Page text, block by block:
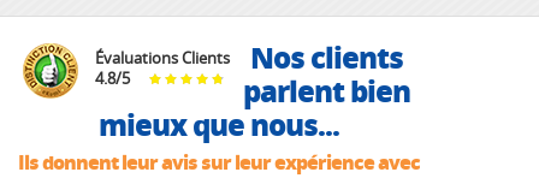
Évaluations Clients
4.8/5
Nos clients
parlent bien
mieux que nous...
Ils donnent leur avis sur leur expérience avec